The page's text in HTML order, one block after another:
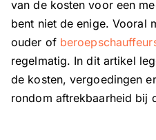
van de kosten voor een
bent niet de enige. Vooral
ouder of
regelmatig. In dit artikel
de kosten, vergoedingen
rondom aftrekbaarheid bij